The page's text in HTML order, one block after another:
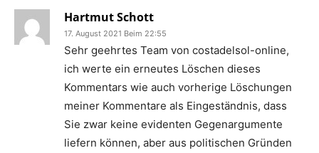
Hartmut Schott
17. August 2021 Beim 22:55
Sehr geehrtes Team von costadelsol-online,
ich werte ein erneutes Löschen dieses
Kommentars wie auch vorherige Löschungen
meiner Kommentare als Eingeständnis, dass
Sie zwar keine evidenten Gegenargumente
liefern können, aber aus politischen Gründen